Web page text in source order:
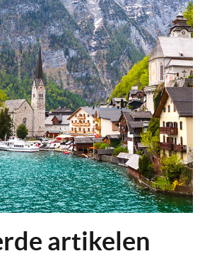
artikelen